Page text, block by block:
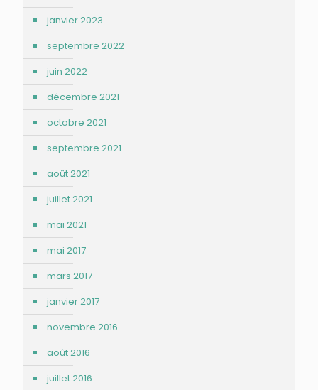
janvier 2023
septembre 2022
juin 2022
décembre 2021
octobre 2021
septembre 2021
août 2021
juillet 2021
mai 2021
mai 2017
mars 2017
janvier 2017
novembre 2016
août 2016
juillet 2016